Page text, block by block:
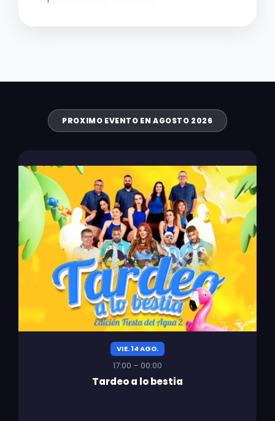
PROXIMO EVENTO EN AGOSTO 2026
VIE. 14 AGO.
17:00 – 00:00
Tardeo a lo bestia